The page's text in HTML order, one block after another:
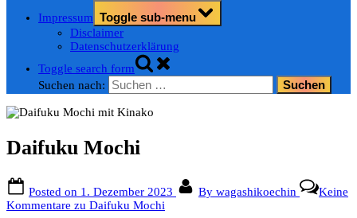
Impressum Toggle sub-menu
Disclaimer
Datenschutzerklärung
Toggle search form
Suchen nach:
Daifuku Mochi
Posted on 1. Dezember 2023 By wagashikoechin
Keine
Kommentare zu Daifuku Mochi